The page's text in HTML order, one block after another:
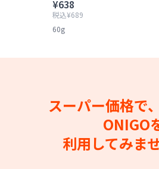
¥638
税込¥689
60g
スーパー価格で
ONIGO
利用してみま